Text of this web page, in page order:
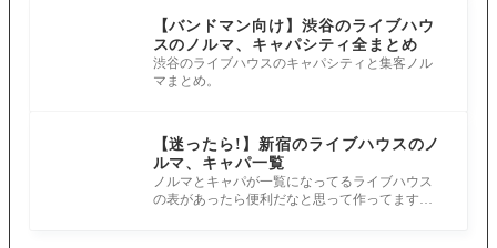
【バンドマン向け】渋谷のライブハウ
スのノルマ、キャパシティ全まとめ
渋谷のライブハウスのキャパシティと集客ノル
マまとめ。
【迷ったら!】新宿のライブハウスのノ
ルマ、キャパ一覧
ノルマとキャパが一覧になってるライブハウス
の表があったら便利だなと思って作ってます！